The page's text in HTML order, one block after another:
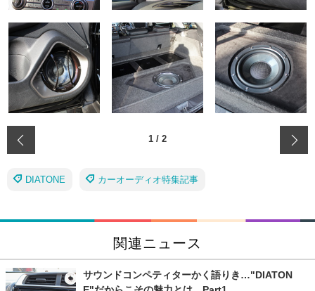
1 / 2
DIATONE カーオーディオ特集記事
関連ニュース
サウンドコンペティターかく語りき…"DIATON